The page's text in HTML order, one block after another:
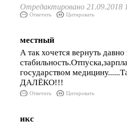
Отредактировано 21.09.2018
Ответить Цитировать
местный
А так хочется вернуть давно
государством
ДАЛЁКО!!!
Ответить Цитировать
икс